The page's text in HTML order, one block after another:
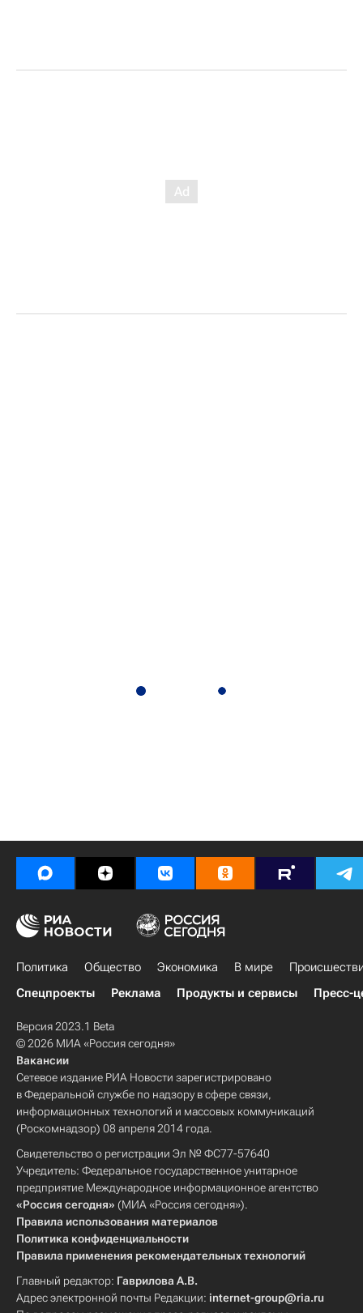
Политика Общество Экономика В мире
Спецпроекты
Реклама Продукты и сервисы Пресс-
Версия 2023.1 Beta
© 2026 МИА «Россия сегодня»
Вакансии
Сетевое издание РИА Новости зарегистрировано
в Федеральной службе по надзору в сфере связи,
информационных технологий и массовых коммуникаций
(Роскомнадзор) 08 апреля 2014 года.
Свидетельство о регистрации Эл № ФС77-57640
Учредитель: Федеральное государственное унитарное
предприятие Международное информационное агентство
«Россия сегодня» (МИА «Россия сегодня»).
Правила использования материалов
Политика конфиденциальности
Правила применения рекомендательных технологий
Главный редактор: Гаврилова А.В.
Адрес электронной почты Редакции: internet-group@ria.ru